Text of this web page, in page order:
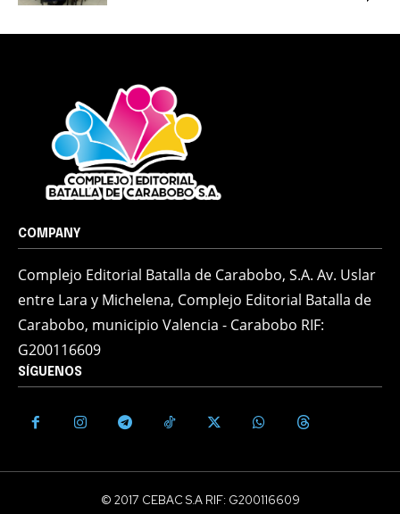
COMPANY
Complejo Editorial Batalla de Carabobo, S.A. Av. Uslar
entre Lara y Michelena, Complejo Editorial Batalla de
Carabobo, municipio Valencia - Carabobo RIF:
G200116609
SÍGUENOS
© 2017 CEBAC S.A RIF: G200116609